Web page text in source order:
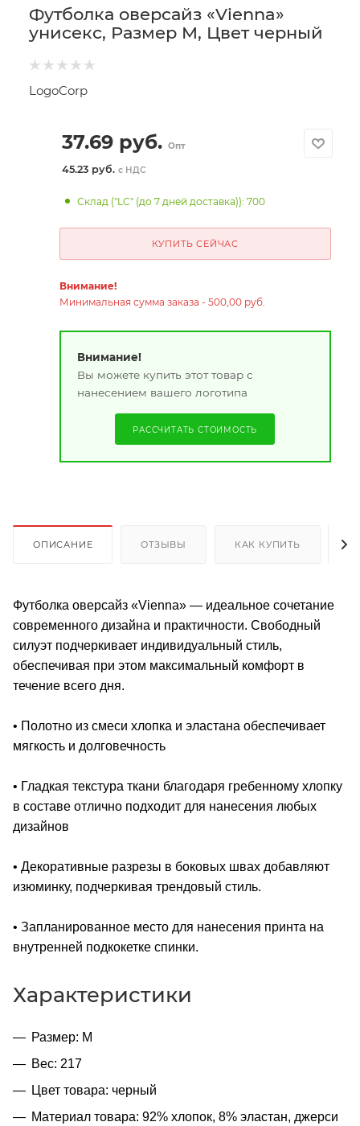
Футболка оверсайз «Vienna»
унисекс, Размер M, Цвет черный
LogoCorp
37.69руб. Опт
45.23 руб. с НДС
Склад ("LC" (до 7 дней доставка)): 700
КУПИТЬ СЕЙЧАС
Внимание!
Минимальная сумма заказа - 500,00 руб.
Внимание!
Вы можете купить этот товар с
нанесением вашего логотипа
РАССЧИТАТЬ СТОИМОСТЬ
ОПИСАНИЕ ОТЗЫВЫ КАК КУПИТЬ
Футболка оверсайз «Vienna» — идеальное сочетание
современного дизайна и практичности. Свободный
силуэт подчеркивает индивидуальный стиль,
обеспечивая при этом максимальный комфорт в
течение всего дня.
• Полотно из смеси хлопка и эластана обеспечивает
мягкость и долговечность
• Гладкая текстура ткани благодаря гребенному хлопку
в составе отлично подходит для нанесения любых
дизайнов
• Декоративные разрезы в боковых швах добавляют
изюминку, подчеркивая трендовый стиль.
• Запланированное место для нанесения принта на
внутренней подкокетке спинки.
Характеристики
Размер: M
Вес: 217
Цвет товара: черный
Материал товара: 92% хлопок, 8% эластан, джерси